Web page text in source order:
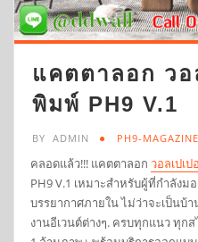
แคตตาลอก วอ
พิมพ์ PH9 V.1
BY ADMIN PH9-MAGAZINE
คลอดแล้ว!!! แคตตาลอก วอลเปเ
PH9 V.1 เหมาะสำหรับผู้ที่กำลังม
บรรยากาศภายใน ไม่ว่าจะเป็นบ้
งานอีเวนต์ต่างๆ. ครบทุกแนว ทุก